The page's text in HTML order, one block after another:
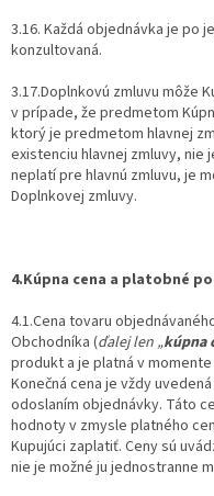
3.16. Každá objednávka je po
konzultovaná.
3.17.Doplnkovú zmluvu môže
v prípade, že predmetom
ktorý je predmetom hlavnej
existenciu hlavnej zmluvy, nie
neplatí pre hlavnú zmluvu, je
Doplnkovej zmluvy.
4.Kúpna cena a platobné
4.1.Cena tovaru
Obchodníka (ďalej len „kúpna
produkt a je platná v
Konečná cena je vždy
odoslaním objednávky. Táto
hodnoty v zmysle platného
Kupujúci zaplatiť. Ceny sú
nie je možné ju jednostranne